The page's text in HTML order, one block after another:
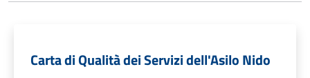
Carta di Qualità dei Servizi dell'Asilo Nido